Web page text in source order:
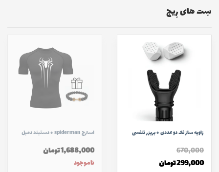
سِت های رِیج
زاویه ساز فک دو عددی + بریزر تنفسی
670,000
299,000 تومان
استرج spiderman + دستبند دمبل
1,688,000 تومان
ناموجود